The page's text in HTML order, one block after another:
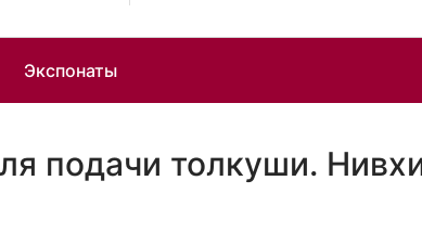
Экспонаты
подачи толкуши.